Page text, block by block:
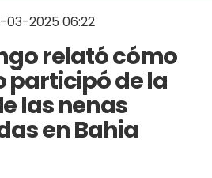
03-2025 06:22
relató cómo
participó de la
las nenas
en Bahia